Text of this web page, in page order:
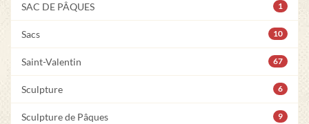
SAC DE PÂQUES 1
Sacs 10
Saint-Valentin 67
Sculpture 6
Sculpture de Pâques 9